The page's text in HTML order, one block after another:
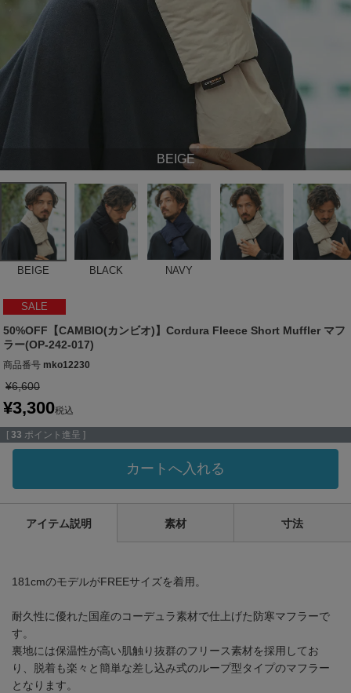
BEIGE
BEIGE BLACK NAVY
SALE
50%OFF【CAMBIO(カンビオ)】Cordura Fleece Short Muffler マフ
ラー(OP-242-017)
商品番号 mko12230
¥6,600
¥3,300税込
[ 33 ポイント進呈 ]
カートへ入れる
アイテム説明 素材 寸法
181cmのモデルがFREEサイズを着用。
耐久性に優れた国産のコーデュラ素材で仕上げた防寒マフラーで
す。
裏地には保温性が高い肌触り抜群のフリース素材を採用してお
り、脱着も楽々と簡単な差し込み式のループ型タイプのマフラー
となります。